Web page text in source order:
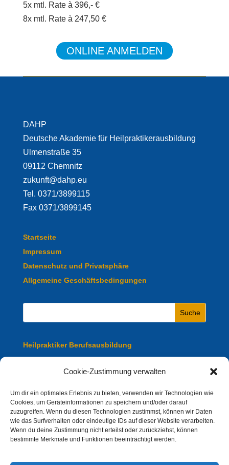
Cookie-Zustimmung verwalten
Um dir ein optimales Erlebnis zu bieten, verwenden wir Technologien wie
Cookies, um Geräteinformationen zu speichern und/oder darauf
zuzugreifen. Wenn du diesen Technologien zustimmst, können wir Daten
wie das Surfverhalten oder eindeutige IDs auf dieser Website verarbeiten.
Wenn du deine Zustimmung nicht erteilst oder zurückziehst, können
bestimmte Merkmale und Funktionen beeinträchtigt werden.
5x mtl. Rate à 396,- €
8x mtl. Rate à 247,50 €
ONLINE ANMELDEN
DAHP
Deutsche Akademie für Heilpraktikerausbildung
Ulmenstraße 35
09112 Chemnitz
zukunft@dahp.eu
Tel. 0371/3899115
Fax 0371/3899145
Startseite
Impressum
Datenschutz und Privatsphäre
Allgemeine Geschäftsbedingungen
Heilpraktiker Berufsausbildung
Heilpraktiker Fachausbildung
Heilpraktiker Ausbildung Online
Heilpraktiker Präsenz Ausbildung